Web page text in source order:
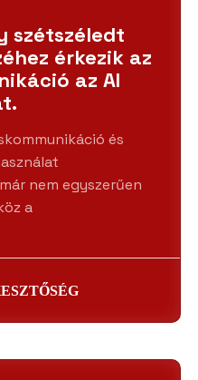
szétszéledt
érkezik az
az AI
és
nem egyszerűen
a